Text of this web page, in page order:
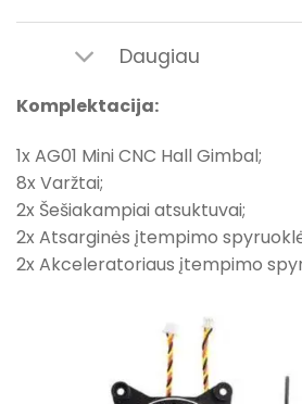
Daugiau
Komplektacija:
1x AG01 Mini CNC Hall Gimbal;
8x Varžtai;
2x Šešiakampiai atsuktuvai;
2x Atsarginės įtempimo
2x Akceleratoriaus įtempimo